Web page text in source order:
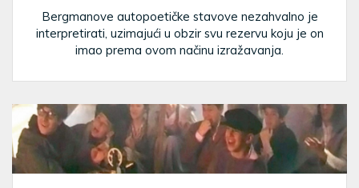
Bergmanove autopoetičke stavove nezahvalno je
interpretirati, uzimajući u obzir svu rezervu koju je on
imao prema ovom načinu izražavanja.